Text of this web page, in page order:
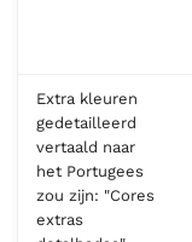
Extra kleuren
gedetailleerd
vertaald naar
het Portugees
zou zijn: "Cores
extras